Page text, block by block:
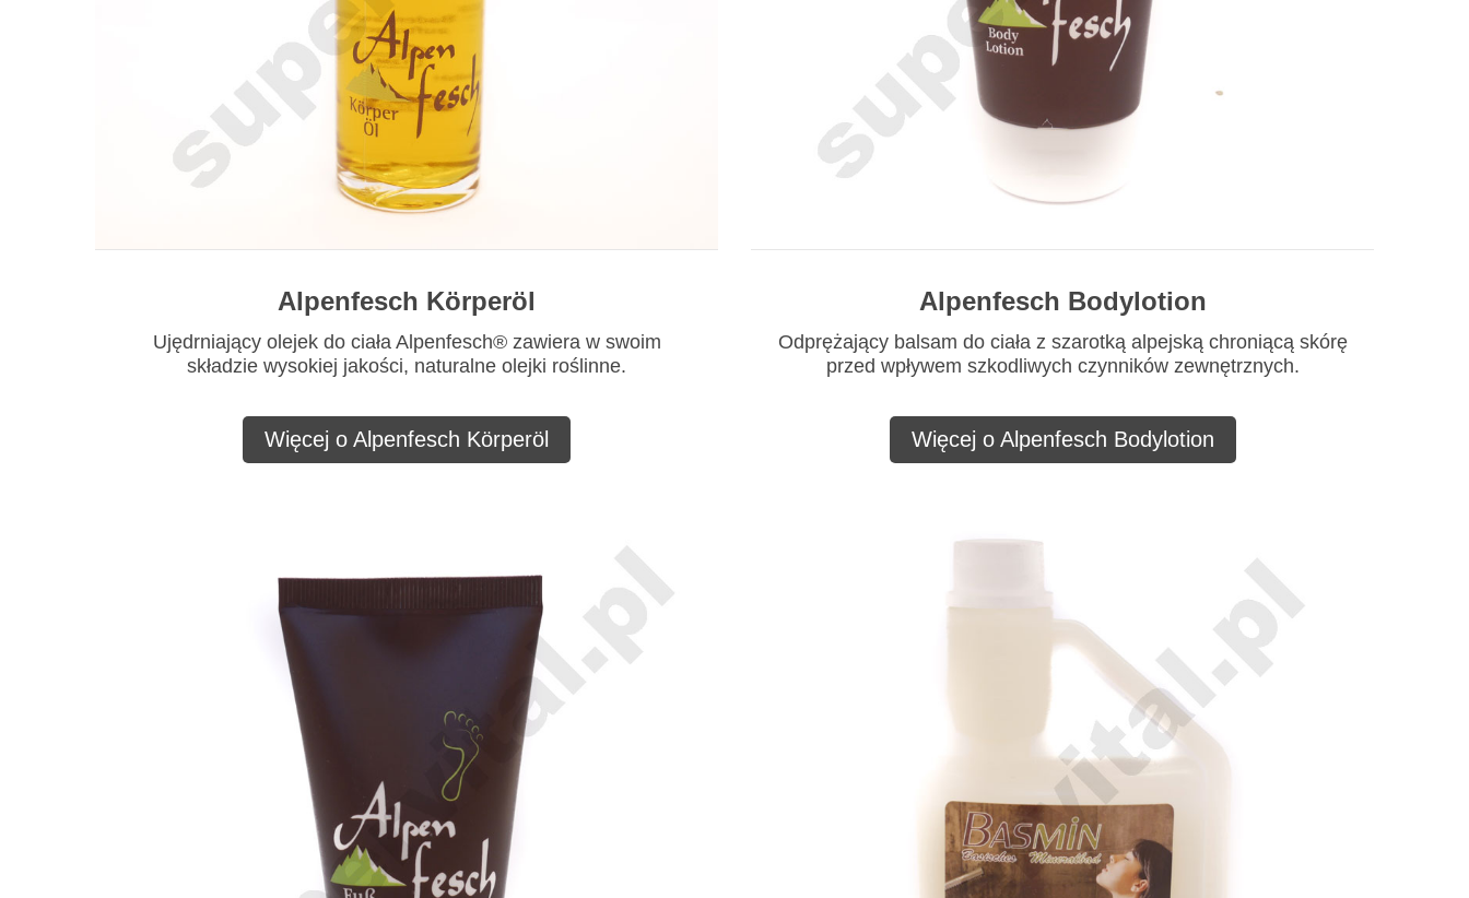
Alpenfesch Körperöl
Ujędrniający olejek do ciała Alpenfesch® zawiera w swoim
składzie wysokiej jakości, naturalne olejki roślinne.
Więcej o Alpenfesch Körperöl
Alpenfesch Bodylotion
Odprężający balsam do ciała z szarotką alpejską chroniącą skórę
przed wpływem szkodliwych czynników zewnętrznych.
Więcej o Alpenfesch Bodylotion